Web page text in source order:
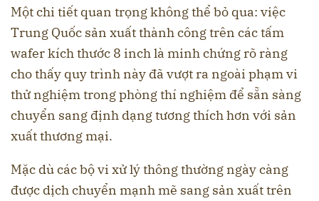
Một chi tiết quan trọng không thể bỏ qua: việc
Trung Quốc sản xuất thành công trên các tấm
wafer kích thước 8 inch là minh chứng rõ ràng
cho thấy quy trình này đã vượt ra ngoài phạm vi
thử nghiệm trong phòng thí nghiệm để sẵn sàng
chuyển sang định dạng tương thích hơn với sản
xuất thương mại.
Mặc dù các bộ vi xử lý thông thường ngày càng
được dịch chuyển mạnh mẽ sang sản xuất trên